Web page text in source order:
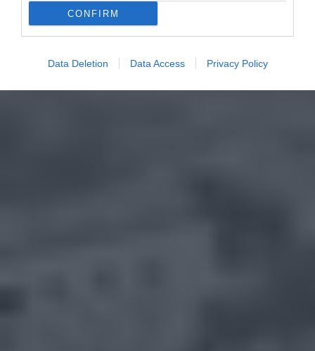
CONFIRM
Data Deletion Data Access Privacy Policy